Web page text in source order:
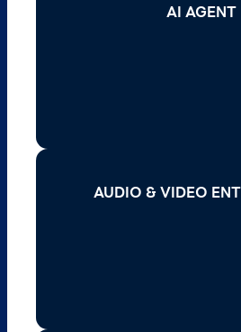
AI AGENT
AUDIO & VIDEO
AUDIO & VIDEO